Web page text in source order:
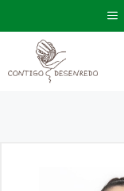
al
contenido